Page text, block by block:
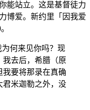
能站立。这是基督徒力
博爱。新约里「因我爱
为何来见你吗？现
去后，希腊（原
要将那录在真确
君米迦勒之外，没